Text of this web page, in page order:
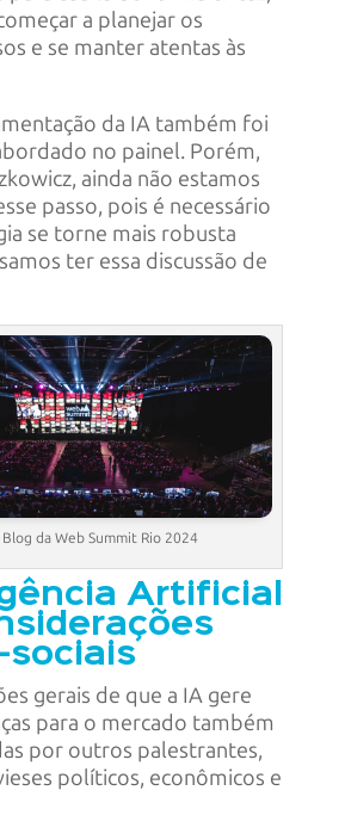
a planejar os
e se manter atentas às
da IA também foi
no painel. Porém,
ainda não estamos
passo, pois é necessário
se torne mais robusta
ter essa discussão de
da Web Summit Rio 2024
Artificial
sociais
gerais de que a IA gere
para o mercado também
por outros palestrantes,
políticos, econômicos e